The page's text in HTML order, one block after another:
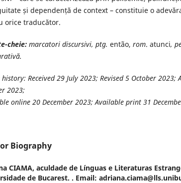
și dependență de context – constituie o
orice traducător.
cheie: marcatori discursivi, ptg. então, rom. atunci,
history: Received 29 July 2023; Revised 5 October 2023;
2023;
online 20 December 2023; Available print 31
Biography
CIAMA, aculdade de Línguas e Literaturas
de Bucarest. . Email: